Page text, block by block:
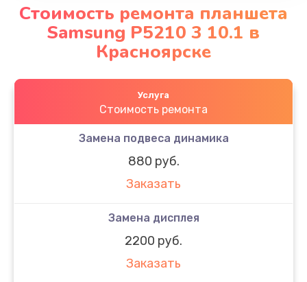
Стоимость ремонта планшета
Samsung P5210 3 10.1 в
Красноярске
Услуга
Стоимость ремонта
Замена подвеса динамика
880 руб.
Заказать
Замена дисплея
2200 руб.
Заказать